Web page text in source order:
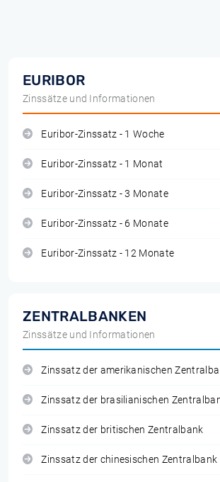
EURIBOR
Zinssätze und Informationen
Euribor-Zinssatz - 1 Woche
Euribor-Zinssatz - 1 Monat
Euribor-Zinssatz - 3 Monate
Euribor-Zinssatz - 6 Monate
Euribor-Zinssatz - 12 Monate
ZENTRALBANKEN
Zinssätze und Informationen
Zinssatz der amerikanischen
Zinssatz der brasilianischen
Zinssatz der britischen Zentralbank
Zinssatz der chinesischen Zentralbank